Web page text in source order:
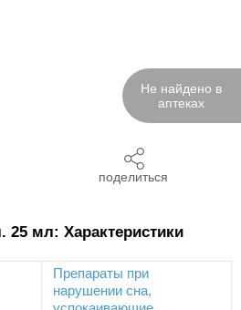
Не найдено в
аптеках
поделиться
25 мл: Характеристики
Препараты при
нарушении сна,